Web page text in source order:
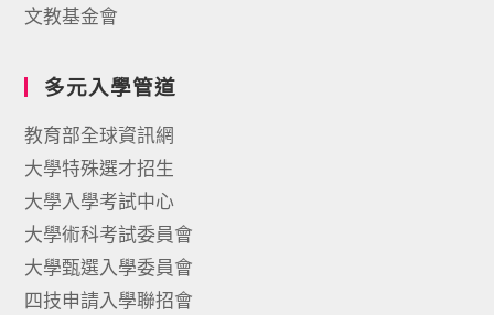
文教基金會
多元入學管道
教育部全球資訊網
大學特殊選才招生
大學入學考試中心
大學術科考試委員會
大學甄選入學委員會
四技申請入學聯招會